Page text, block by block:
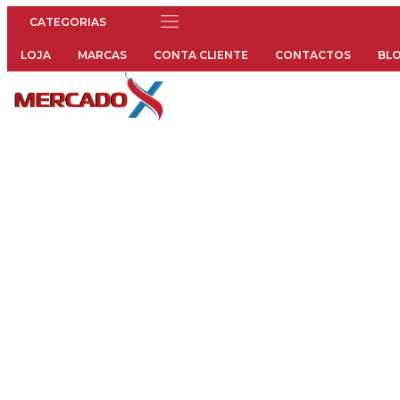
Menu
LOJA MARCAS CONTA CLIENTE CONTACTOS